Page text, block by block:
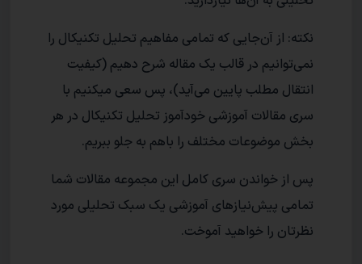
نکته: از آن‌جایی که تمامی مفاهیم تحلیل تکنیکال را
نمی‌توانیم در قالب یک مقاله شرح دهیم (کیفیت
انتقال مطلب پایین می‌آید)، پس سعی میکنیم با
سری مقالات آموزشی خودآموز تحلیل تکنیکال در هر
بخش موضوعات مختلف را باهم به جلو ببریم.
پس از خواندن سری کامل این مجموعه مقالات شما
تمامی پیش‌نیازهای آموزشی یک سبک تحلیلی مورد
نظرتان را خواهید آموخت.